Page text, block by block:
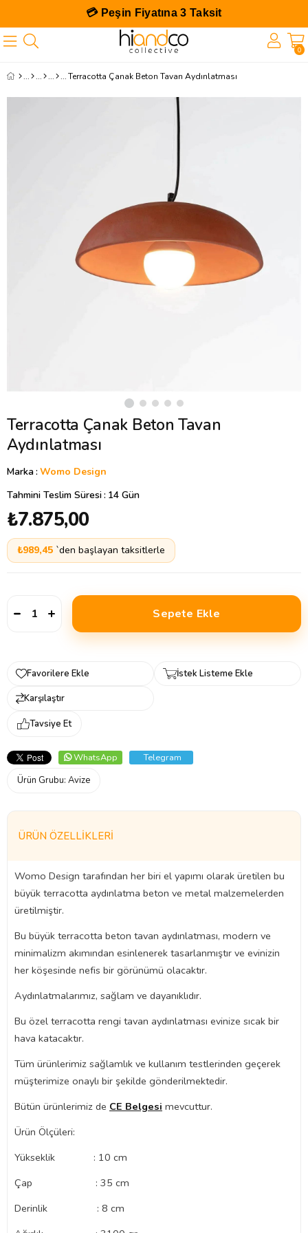
💳 Peşin Fiyatına 3 Taksit
0
Terracotta Çanak Beton Tavan Aydınlatması
Terracotta Çanak Beton Tavan
Aydınlatması
Marka: Womo Design
Tahmini Teslim Süresi: 14 Gün
₺7.875,00
₺989,45 `den başlayan taksitlerle
Favorilere Ekle
İstek Listeme Ekle
Karşılaştır
Tavsiye Et
WhatsApp
Telegram
Ürün Grubu: Avize
ÜRÜN ÖZELLIKLERI
Womo Design tarafından her biri el yapımı olarak üretilen bu
büyük terracotta aydınlatma beton ve metal malzemelerden
üretilmiştir.
Bu büyük terracotta beton tavan aydınlatması, modern ve
minimalizm akımından esinlenerek tasarlanmıştır ve evinizin
her köşesinde nefis bir görünümü olacaktır.
Aydınlatmalarımız, sağlam ve dayanıklıdır.
Bu özel terracotta rengi tavan aydınlatması evinize sıcak bir
hava katacaktır.
Tüm ürünlerimiz sağlamlık ve kullanım testlerinden geçerek
müşterimize onaylı bir şekilde gönderilmektedir.
Bütün ürünlerimiz de CE Belgesi mevcuttur.
Ürün Ölçüleri:
Yükseklik : 10 cm
Çap : 35 cm
Derinlik : 8 cm